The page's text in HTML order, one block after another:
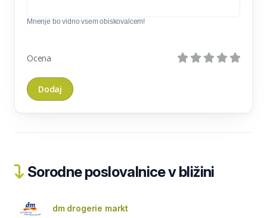
Mnenje bo vidno vsem obiskovalcem!
Ocena
Sorodne poslovalnice v bližini
dm drogerie markt